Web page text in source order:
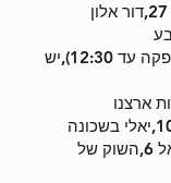
גבעתיים,כורזין 5 ( אספקה עד 12:30),יש
גבעתיים,תפוצות ישראל 6,השוק של